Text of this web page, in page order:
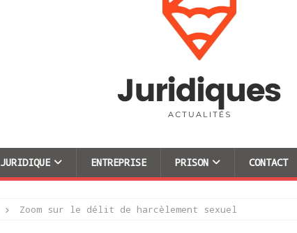
JURIDIQUE ENTREPRISE PRISON CONTACT
Zoom sur le délit de harcèlement sexuel